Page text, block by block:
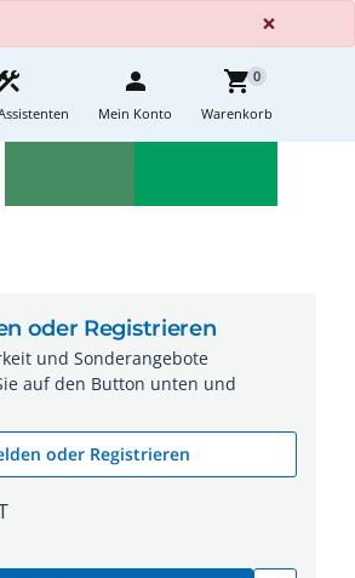
×
person
Mein Konto
shopping_cart0
Warenkorb
oder Registrieren
und Sonderangebote
auf den Button unten und
oder Registrieren